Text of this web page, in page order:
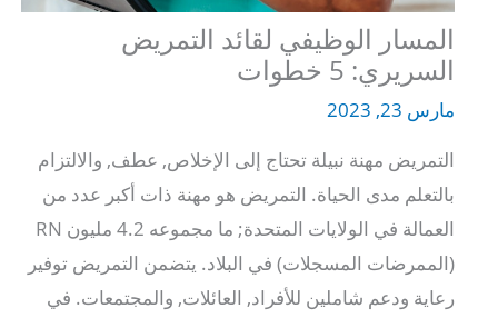
المسار الوظيفي لقائد التمريض
السريري: 5 خطوات
مارس 23, 2023
التمريض مهنة نبيلة تحتاج إلى الإخلاص, عطف, والالتزام
بالتعلم مدى الحياة. التمريض هو مهنة ذات أكبر عدد من
العمالة في الولايات المتحدة; ما مجموعه 4.2 مليون RN
(الممرضات المسجلات) في البلاد. يتضمن التمريض توفير
رعاية ودعم شاملين للأفراد, العائلات, والمجتمعات. في